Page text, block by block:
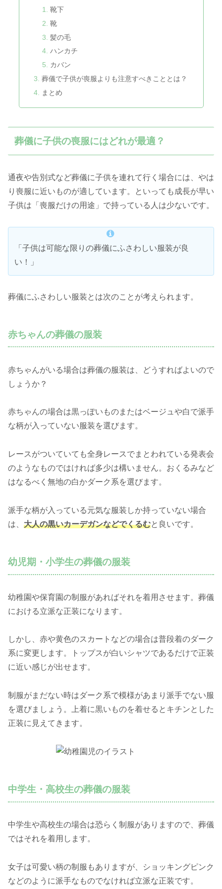
靴下
靴
髪の毛
ハンカチ
カバン
葬儀で子供が喪服よりも注意すべきこととは？
まとめ
葬儀に子供の喪服にはどれが最適？
通夜や告別式など葬儀に子供を連れて行く場合には、やは
り喪服に近いものが適しています。といっても成長が早い
子供は「喪服だけの用途」で持っている人は少ないです。
「子供は可能な限りの葬儀にふさわしい服装が良
い！」
葬儀にふさわしい服装とは次のことが考えられます。
赤ちゃんの葬儀の服装
赤ちゃんがいる場合は葬儀の服装は、どうすればよいので
しょうか？
赤ちゃんの場合は黒っぽいものまたはベージュや白で派手
な柄が入っていない服装を選びます。
レースがついていても全身レースでまとわれている発表会
のようなものではければ多少は構いません。おくるみなど
はなるべく無地の白かダーク系を選びます。
派手な柄が入っている元気な服装しか持っていない場合
は、 大人の黒いカーデガンなどでくるむと良いです。
幼児期・小学生の葬儀の服装
幼稚園や保育園の制服があればそれを着用させます。葬儀
における立派な正装になります。
しかし、赤や黄色のスカートなどの場合は普段着のダーク
系に変更します。トップスが白いシャツであるだけで正装
に近い感じが出せます。
制服がまだない時はダーク系で模様があまり派手でない服
を選びましょう。上着に黒いものを着せるとキチンとした
正装に見えてきます。
中学生・高校生の葬儀の服装
中学生や高校生の場合は恐らく制服がありますので、葬儀
ではそれを着用します。
女子は可愛い柄の制服もありますが、ショッキングピンク
などのように派手なものでなければ立派な正装です。